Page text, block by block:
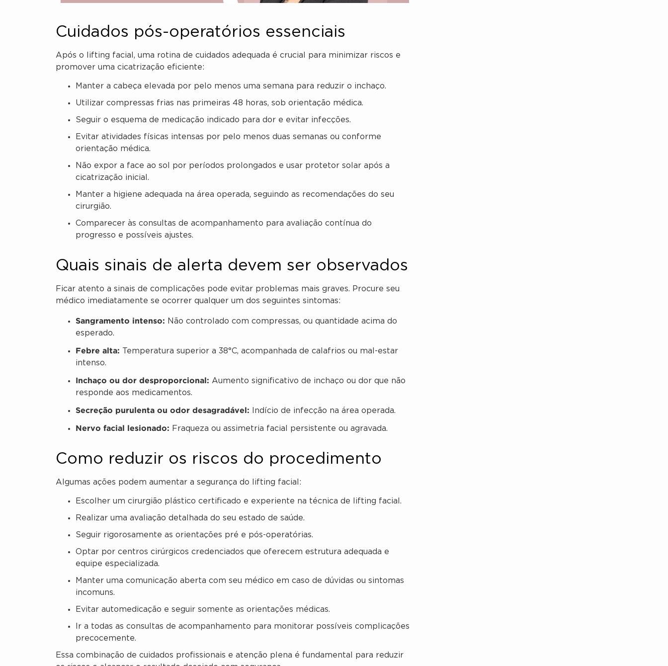
Cuidados pós-operatórios essenciais
Após o lifting facial, uma rotina de cuidados adequada é crucial para minimizar riscos e
promover uma cicatrização eficiente:
Manter a cabeça elevada por pelo menos uma semana para reduzir o inchaço.
Utilizar compressas frias nas primeiras 48 horas, sob orientação médica.
Seguir o esquema de medicação indicado para dor e evitar infecções.
Evitar atividades físicas intensas por pelo menos duas semanas ou conforme
orientação médica.
Não expor a face ao sol por períodos prolongados e usar protetor solar após a
cicatrização inicial.
Manter a higiene adequada na área operada, seguindo as recomendações do seu
cirurgião.
Comparecer às consultas de acompanhamento para avaliação contínua do
progresso e possíveis ajustes.
Quais sinais de alerta devem ser observados
Ficar atento a sinais de complicações pode evitar problemas mais graves. Procure seu
médico imediatamente se ocorrer qualquer um dos seguintes sintomas:
Sangramento intenso: Não controlado com compressas, ou quantidade acima do
esperado.
Febre alta: Temperatura superior a 38°C, acompanhada de calafrios ou mal-estar
intenso.
Inchaço ou dor desproporcional: Aumento significativo de inchaço ou dor que não
responde aos medicamentos.
Secreção purulenta ou odor desagradável: Indício de infecção na área operada.
Nervo facial lesionado: Fraqueza ou assimetria facial persistente ou agravada.
Como reduzir os riscos do procedimento
Algumas ações podem aumentar a segurança do lifting facial:
Escolher um cirurgião plástico certificado e experiente na técnica de lifting facial.
Realizar uma avaliação detalhada do seu estado de saúde.
Seguir rigorosamente as orientações pré e pós-operatórias.
Optar por centros cirúrgicos credenciados que oferecem estrutura adequada e
equipe especializada.
Manter uma comunicação aberta com seu médico em caso de dúvidas ou sintomas
incomuns.
Evitar automedicação e seguir somente as orientações médicas.
Ir a todas as consultas de acompanhamento para monitorar possíveis complicações
precocemente.
Essa combinação de cuidados profissionais e atenção plena é fundamental para reduzir